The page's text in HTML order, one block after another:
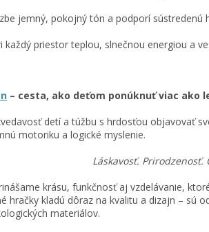
jemný, pokojný tón a podporí sústredenú
každý priestor teplou, slnečnou energiou a
– cesta, ako deťom ponúknuť viac ako
detí a túžbu s hrdosťou objavovať
motoriku a logické myslenie.
Láskavosť. Prirodzenosť.
krásu, funkčnosť aj vzdelávanie,
hračky kladú dôraz na kvalitu a dizajn – sú
materiálov.